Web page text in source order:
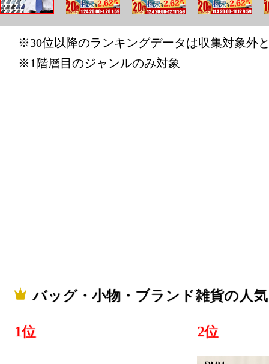
バッグ・
ランキング：
バッグ・
ランキング：
※30位以降のランキングデータは収集対象外
※1階層目のジャンルのみ対象
バッグ・小物・ブランド雑貨の人
1位 2位